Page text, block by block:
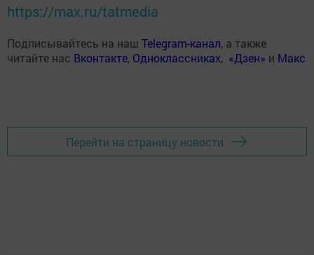
https://max.ru/tatmedia
Подписывайтесь на наш Telegram-канал, а также
читайте нас Вконтакте, Одноклассниках, «Дзен» и Макс
Перейти на страницу новости